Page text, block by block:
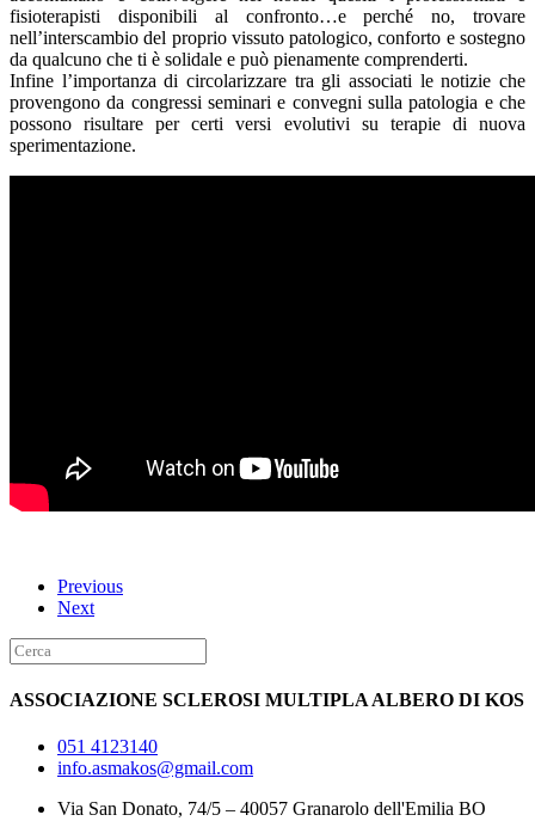
fisioterapisti disponibili al confronto…e perché no, trovare
nell’interscambio del proprio vissuto patologico, conforto e sostegno
da qualcuno che ti è solidale e può pienamente comprenderti.
Infine l’importanza di circolarizzare tra gli associati le notizie che
provengono da congressi seminari e convegni sulla patologia e che
possono risultare per certi versi evolutivi su terapie di nuova
sperimentazione.
Previous
Next
ASSOCIAZIONE SCLEROSI MULTIPLA ALBERO DI KOS
051 4123140
info.asmakos@gmail.com
Via San Donato, 74/5 – 40057 Granarolo dell'Emilia BO